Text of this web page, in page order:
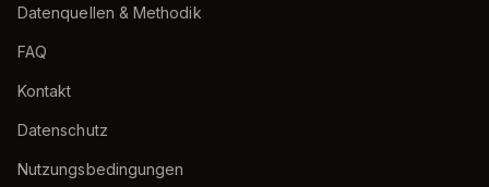
Datenquellen & Methodik
FAQ
Kontakt
Datenschutz
Nutzungsbedingungen